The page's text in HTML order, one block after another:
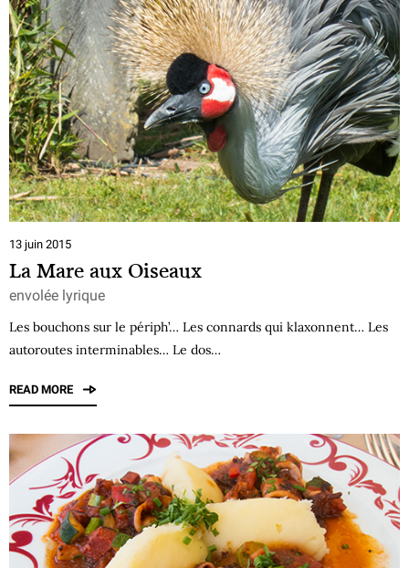
13 juin 2015
La Mare aux Oiseaux
envolée lyrique
Les bouchons sur le périph’… Les connards qui klaxonnent… Les
autoroutes interminables… Le dos…
READ MORE